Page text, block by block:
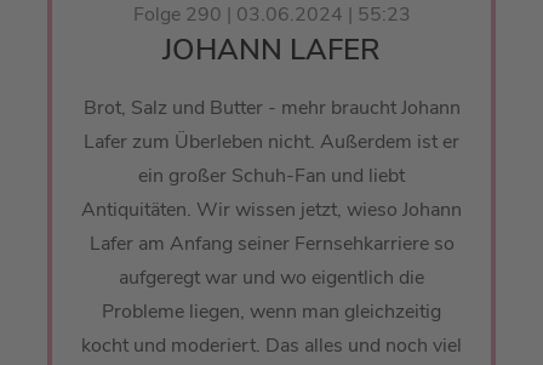
Folge 290 | 03.06.2024 | 55:23
JOHANN LAFER
Brot, Salz und Butter - mehr braucht Johann
Lafer zum Überleben nicht. Außerdem ist er
ein großer Schuh-Fan und liebt
Antiquitäten. Wir wissen jetzt, wieso Johann
Lafer am Anfang seiner Fernsehkarriere so
aufgeregt war und wo eigentlich die
Probleme liegen, wenn man gleichzeitig
kocht und moderiert. Das alles und noch viel